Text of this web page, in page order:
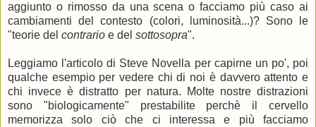
aggiunto o rimosso da una scena o facciamo più caso ai
cambiamenti del contesto (colori, luminosità...)? Sono le
"teorie del contrario e del sottosopra".
Leggiamo l'articolo di Steve Novella per capirne un po', poi
qualche esempio per vedere chi di noi è davvero attento e
chi invece è distratto per natura. Molte nostre distrazioni
sono "biologicamente" prestabilite perchè il cervello
memorizza solo ciò che ci interessa e più facciamo